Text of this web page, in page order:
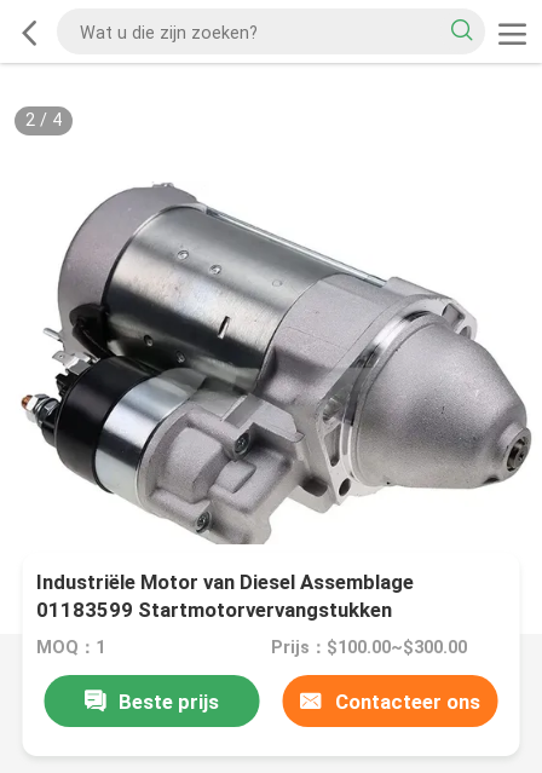
2/ 4
Industriële Motor van Diesel Assemblage
01183599 Startmotorvervangstukken
MOQ：1 Prijs：$100.00~$300.00
Beste prijs Contacteer ons